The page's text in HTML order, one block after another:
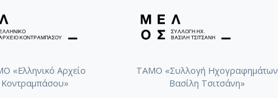
«Ελληνικό Αρχείο
Κοντραμπάσου»
ΤΑΜΟ «Συλλογή Ηχογραφημάτων
Βασίλη Τσιτσάνη»